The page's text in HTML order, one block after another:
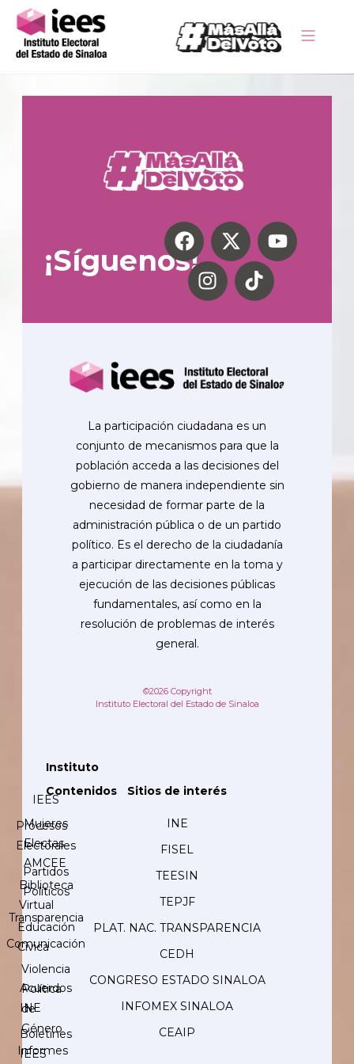
¡Síguenos!
La participación ciudadana es un
conjunto de mecanismos para que la
población acceda a las decisiones del
gobierno de manera independiente sin
necesidad de formar parte de la
administración pública o de un partido
político. Es el derecho de la ciudadanía
a participar directamente en la toma y
ejecución de las decisiones públicas
fundamentales, así como en la
resolución de problemas de interés
general.
©2026 Copyright
Instituto Electoral del Estado de Sinaloa
Instituto
IEES
Procesos
Electorales
Partidos
Políticos
Transparencia
Comunicación
Acuerdos
INE
Boletines
IEES
Contenidos
Mujeres
Electas
AMCEE
Biblioteca
Virtual
Educación
Cívica
Violencia
Política
de
Género
Informes
Sitios de interés
INE
FISEL
TEESIN
TEPJF
PLAT. NAC. TRANSPARENCIA
CEDH
CONGRESO ESTADO SINALOA
INFOMEX SINALOA
CEAIP